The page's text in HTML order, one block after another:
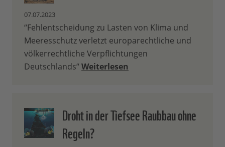
07.07.2023
“Fehlentscheidung zu Lasten von Klima und
Meeresschutz verletzt europarechtliche und
völkerrechtliche Verpflichtungen
Deutschlands“ Weiterlesen
Droht in der Tiefsee Raubbau ohne
Regeln?